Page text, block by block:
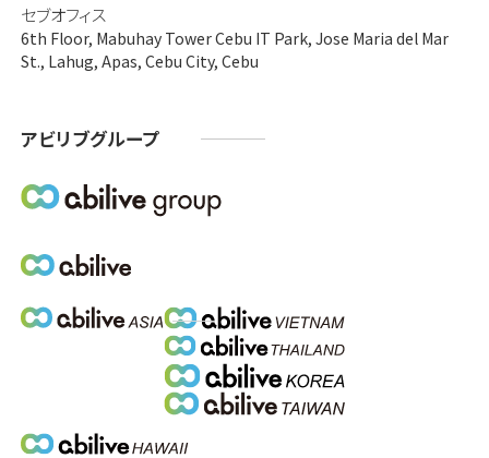
セブオフィス
6th Floor, Mabuhay Tower Cebu IT Park, Jose Maria del Mar
St., Lahug, Apas, Cebu City, Cebu
アビリブグループ